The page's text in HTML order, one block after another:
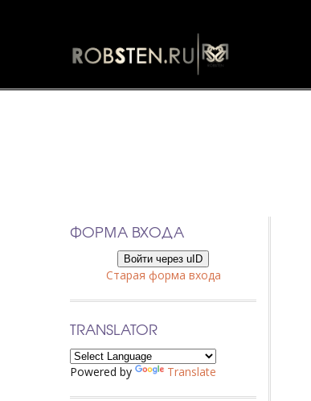
ФОРМА ВХОДА
Войти через uID
Старая форма входа
TRANSLATOR
Powered by Translate